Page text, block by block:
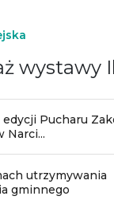
wystawy
edycji Pucharu
Narci...
utrzymywania
gminnego